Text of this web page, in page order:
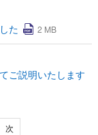
た 2 MB
ご説明いたします
次